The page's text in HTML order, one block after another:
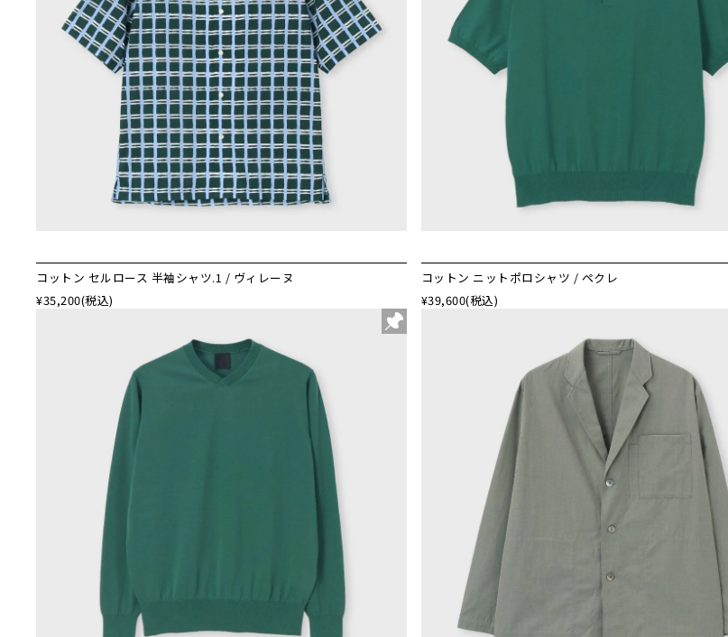
コットン セルロース 半袖シャツ.1 / ヴィレーヌ
¥35,200(税込)
コットン ニットポロシャツ / ペクレ
¥39,600(税込)